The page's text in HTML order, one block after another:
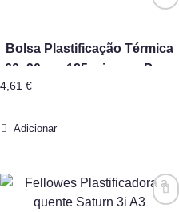
Bolsa Plastificação Térmica
60x90mm 125 microns Pack
4,61 €
Adicionar